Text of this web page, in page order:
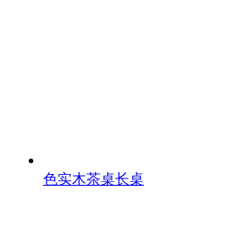
色实木茶桌长桌